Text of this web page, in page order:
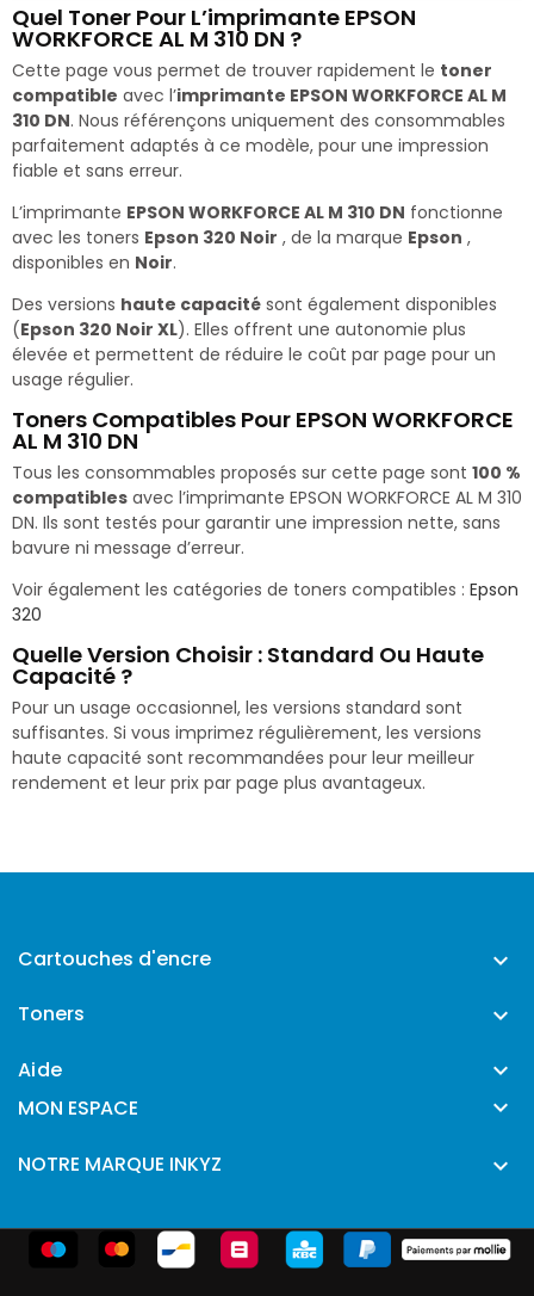
Quel Toner Pour L’imprimante EPSON
WORKFORCE AL M 310 DN ?
Cette page vous permet de trouver rapidement le toner
compatible avec l’imprimante EPSON WORKFORCE AL M
310 DN. Nous référençons uniquement des consommables
parfaitement adaptés à ce modèle, pour une impression
fiable et sans erreur.
L’imprimante EPSON WORKFORCE AL M 310 DN fonctionne
avec les toners Epson 320 Noir , de la marque Epson ,
disponibles en Noir.
Des versions haute capacité sont également disponibles
(Epson 320 Noir XL). Elles offrent une autonomie plus
élevée et permettent de réduire le coût par page pour un
usage régulier.
Toners Compatibles Pour EPSON WORKFORCE
AL M 310 DN
Tous les consommables proposés sur cette page sont 100 %
compatibles avec l’imprimante EPSON WORKFORCE AL M 310
DN. Ils sont testés pour garantir une impression nette, sans
bavure ni message d’erreur.
Voir également les catégories de toners compatibles : Epson
320
Quelle Version Choisir : Standard Ou Haute
Capacité ?
Pour un usage occasionnel, les versions standard sont
suffisantes. Si vous imprimez régulièrement, les versions
haute capacité sont recommandées pour leur meilleur
rendement et leur prix par page plus avantageux.
Cartouches d'encre 
Toners 
Aide 
MON ESPACE 
NOTRE MARQUE INKYZ 